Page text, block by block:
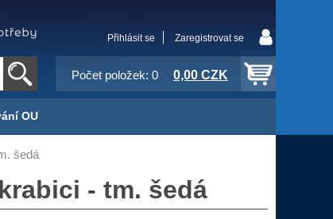
Přihlásit se Zaregistrovat se
Počet položek: 0 0,00 CZK
OU
šedá
- tm. šedá